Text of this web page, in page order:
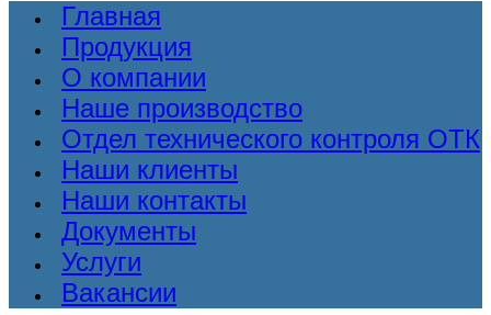
Главная
Продукция
О компании
Наше производство
Отдел технического контроля ОТК
Наши клиенты
Наши контакты
Документы
Услуги
Вакансии